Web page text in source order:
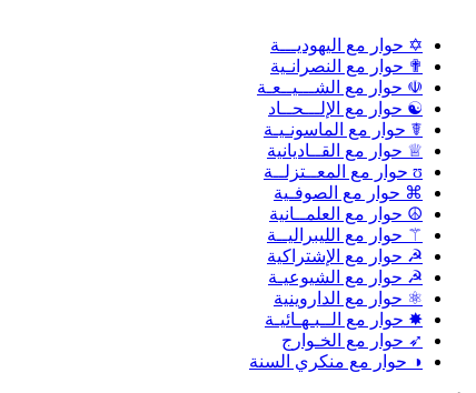
✡ حوار مع اليهوديـــة
✟ حوار مع النصرانـية
☫ حوار مع الشـــيــعـة
☯ حوار مع الإلـــحــاد
☤ حوار مع الماسونـيـة
♕ حوار مع القــاديانية
ʊ حوار مع المعــتزلــة
⌘ حوار مع الصوفـية
☮ حوار مع العلمــانية
⚚ حوار مع الليبراليــة
☭ حوار مع الإشتراكية
☭ حوار مع الشيوعيـة
⚛ حوار مع الداروينية
✸ حوار مع الــبـهـائيـة
➶ حوار مع الخـوارج
◑ حوار مع منكري السنة